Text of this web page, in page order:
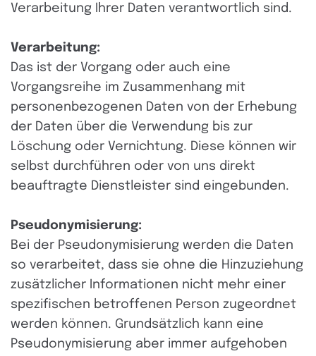
Verarbeitung Ihrer Daten verantwortlich sind.
Verarbeitung:
Das ist der Vorgang oder auch eine
Vorgangsreihe im Zusammenhang mit
personenbezogenen Daten von der Erhebung
der Daten über die Verwendung bis zur
Löschung oder Vernichtung. Diese können wir
selbst durchführen oder von uns direkt
beauftragte Dienstleister sind eingebunden.
Pseudonymisierung:
Bei der Pseudonymisierung werden die Daten
so verarbeitet, dass sie ohne die Hinzuziehung
zusätzlicher Informationen nicht mehr einer
spezifischen betroffenen Person zugeordnet
werden können. Grundsätzlich kann eine
Pseudonymisierung aber immer aufgehoben